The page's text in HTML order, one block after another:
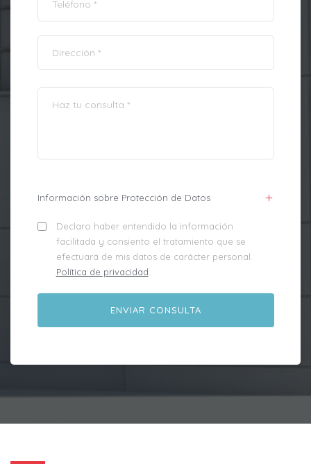
Información sobre Protección de Datos
Declaro haber entendido la información
facilitada y consiento el tratamiento que se
efectuará de mis datos de carácter personal.
Política de privacidad.